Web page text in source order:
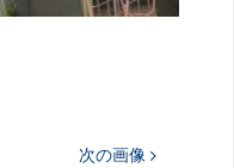
次の画像